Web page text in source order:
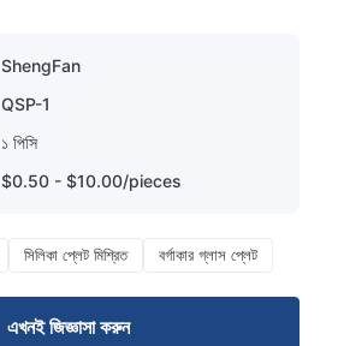
ShengFan
QSP-1
১ পিসি
$0.50 - $10.00/pieces
সিলিকা প্লেট মিশ্রিত বর্গাকার গ্লাস প্লেট
এখনই জিজ্ঞাসা করুন